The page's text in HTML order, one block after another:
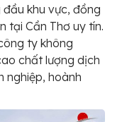
khu vực, đồng
tại Cần Thơ uy tín.
ty không
chất lượng dịch
nghiệp, hoành